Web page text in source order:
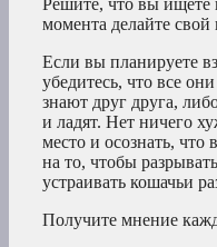
Решите, что вы ищете
момента делайте свой
Если вы планируете
убедитесь, что все
знают друг друга,
и ладят. Нет ничего
место и осознать, что
на то, чтобы
устраивать кошачьи
Получите мнение